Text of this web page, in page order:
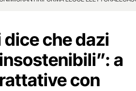
che dazi
a
con